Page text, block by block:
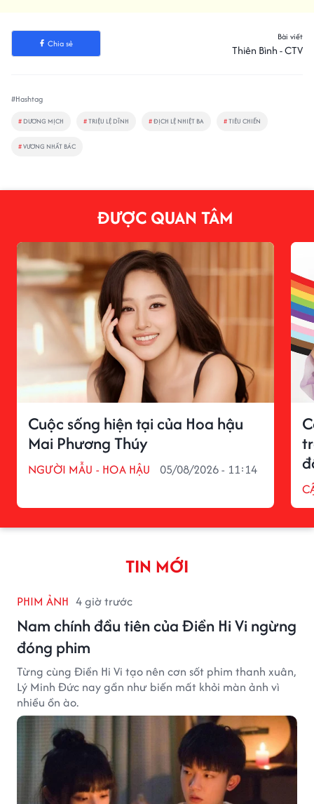
Chia sẻ
Bài viết
Thiên Bình - CTV
#Hashtag
# DƯƠNG MỊCH #TRIỆU LỆ DĨNH #ĐỊCH LỆ NHIỆT BA #TIÊU CHIẾN
#VƯƠNG NHẤT BÁC
ĐƯỢC QUAN TÂM
Cuộc sống hiện tại của Hoa hậu
Mai Phương Thúy
NGƯỜI MẪU - HOA HẬU 05/08/2026 - 11:14
TIN MỚI
PHIM ẢNH 4 giờ trước
Nam chính đầu tiên của Điền Hi Vi ngừng
đóng phim
Từng cùng Điền Hi Vi tạo nên cơn sốt phim thanh xuân,
Lý Minh Đức nay gần như biến mất khỏi màn ảnh vì
nhiều ồn ào.